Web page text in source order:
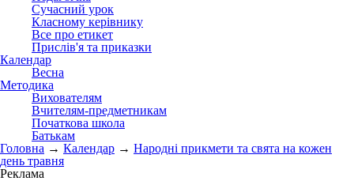
Сучасний урок
Класному керівнику
Все про етикет
Прислів'я та приказки
Календар
Весна
Методика
Вихователям
Вчителям-предметникам
Початкова школа
Батькам
Головна → Календар → Народні прикмети та свята на кожен
день травня
Реклама